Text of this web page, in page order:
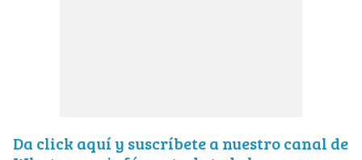
Da click aquí y suscríbete a nuestro canal de